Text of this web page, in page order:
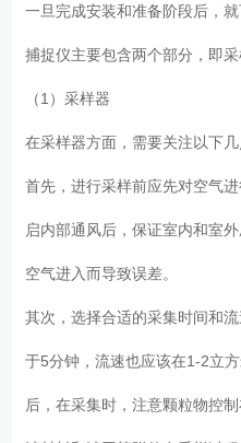
一旦完成安装和准备阶段后，
捕捉仪主要包含两个部分，即
（1）采样器
在采样器方面，需要关注以下
首先，进行采样前应先对空气
启内部通风后，保证室内和室
空气进入而导致误差。
其次，选择合适的采集时间和
于5分钟，流速也应该在1-2立
后，在采集时，注意颗粒物控